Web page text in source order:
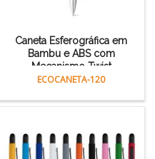
Caneta Esferográfica em
Bambu e ABS com
Mecanismo Twist
ECOCANETA-120